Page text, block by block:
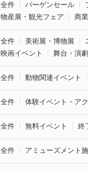
全件 バーゲンセール
物産展・観光フェア
商
全件 美術展・博物展
映画イベント
舞台・演劇
全件 動物関連イベント
全件 体験イベント・ア
全件 無料イベント 終
全件 アミューズメント